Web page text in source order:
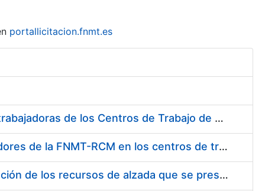
portallicitacion.fnmt.es
Suministro de Protectores Auditivos a medida para las personas trabajadoras de los Centros de Trabajo de Madrid y Burgos
Suministro de gafas graduadas antiproyecciones para los trabajadores de la FNMT-RCM en los centros de trabajo de Madrid y Burgos
Servicios de una empresa externa para el asesoramiento y resolución de los recursos de alzada que se presentan relacionados con procesos de selección para la FNMT-RCM